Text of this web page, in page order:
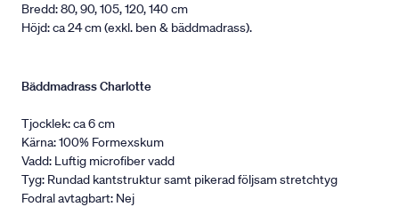
Bredd: 80, 90, 105, 120, 140 cm
Höjd: ca 24 cm (exkl. ben & bäddmadrass).
Bäddmadrass Charlotte
Tjocklek: ca 6 cm
Kärna: 100% Formexskum
Vadd: Luftig microfiber vadd
Tyg: Rundad kantstruktur samt pikerad följsam stretchtyg
Fodral avtagbart: Nej